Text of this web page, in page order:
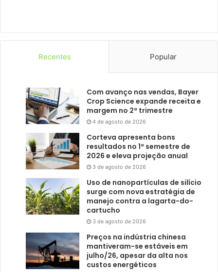
Recentes Popular
Com avanço nas vendas, Bayer
Crop Science expande receita e
margem no 2º trimestre
4 de agosto de 2026
Corteva apresenta bons
resultados no 1º semestre de
2026 e eleva projeção anual
3 de agosto de 2026
Uso de nanopartículas de silício
surge com nova estratégia de
manejo contra a lagarta-do-
cartucho
3 de agosto de 2026
Preços na indústria chinesa
mantiveram-se estáveis em
julho/26, apesar da alta nos
custos energéticos